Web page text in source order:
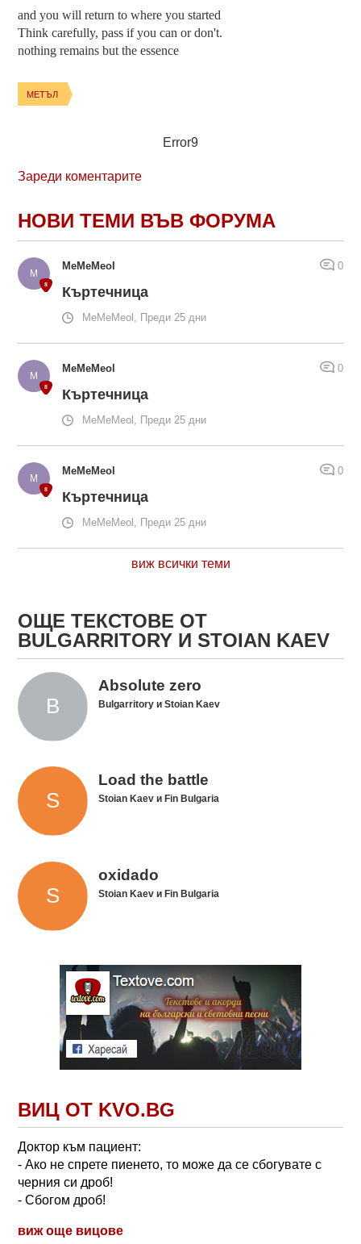
and you will return to where you started
Think carefully, pass if you can or don't.
nothing remains but the essence
МЕТЪЛ
Error9
Зареди коментарите
НОВИ ТЕМИ ВЪВ ФОРУМА
MeMeMeol 0
Къртечница
MeMeMeol, Преди 25 дни
MeMeMeol 0
Къртечница
MeMeMeol, Преди 25 дни
MeMeMeol 0
Къртечница
MeMeMeol, Преди 25 дни
виж всички теми
ОЩЕ ТЕКСТОВЕ ОТ
BULGARRITORY И STOIAN KAEV
Absolute zero
Bulgarritory и Stoian Kaev
Load the battle
Stoian Kaev и Fin Bulgaria
oxidado
Stoian Kaev и Fin Bulgaria
ВИЦ ОТ KVO.BG
Доктор към пациент:
- Ако не спрете пиенето, то може да се сбогувате с
черния си дроб!
- Сбогом дроб!
виж още вицове